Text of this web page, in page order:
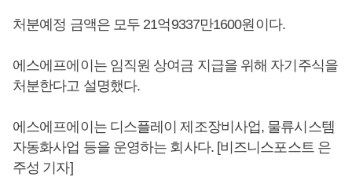
처분예정 금액은 모두 21억9337만1600원이다.
에스에프에이는 임직원 상여금 지급을 위해 자기주식을
처분한다고 설명했다.
에스에프에이는 디스플레이 제조장비사업, 물류시스템
자동화사업 등을 운영하는 회사다. [비즈니스포스트 은
주성 기자]